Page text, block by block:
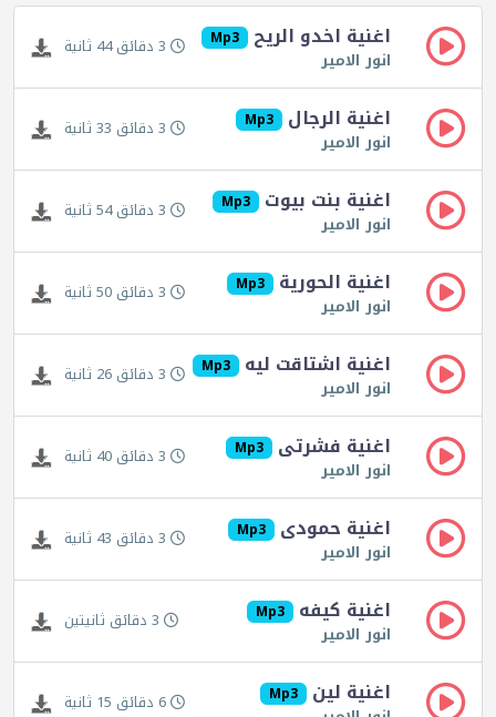
اغنية اخدو الريح Mp3
انور الامير 3 دقائق 44 ثانية
اغنية الرجال Mp3
انور الامير 3 دقائق 33 ثانية
اغنية بنت بيوت Mp3
انور الامير 3 دقائق 54 ثانية
اغنية الحورية Mp3
انور الامير 3 دقائق 50 ثانية
اغنية اشتاقت ليه Mp3
انور الامير 3 دقائق 26 ثانية
اغنية فشرتى Mp3
انور الامير 3 دقائق 40 ثانية
اغنية حمودى Mp3
انور الامير 3 دقائق 43 ثانية
اغنية كيفه Mp3
انور الامير 3 دقائق ثانيتين
اغنية لين Mp3 6 دقائق 15 ثانية